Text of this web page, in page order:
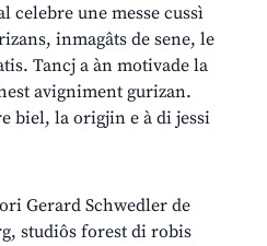
celebre une messe cussì
inmagâts de sene, le
Tancj a àn motivade la
avigniment gurizan.
biel, la origjin e à di jessi
Gerard Schwedler de
studiôs forest di robis